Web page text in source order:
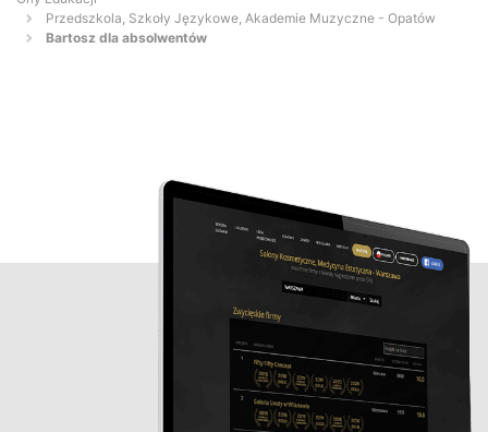
Przedszkola, Szkoły Językowe, Akademie Muzyczne - Opatów
Bartosz dla absolwentów